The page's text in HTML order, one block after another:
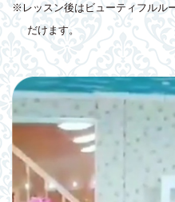
※レッスン後はビューティフルル
だけます。